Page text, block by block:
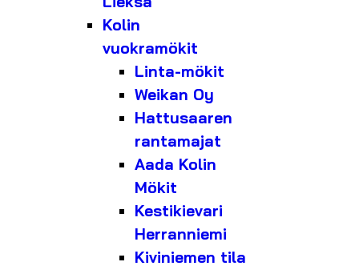
Kolin
vuokramökit
Linta-mökit
Weikan Oy
Hattusaaren
rantamajat
Aada Kolin
Mökit
Kestikievari
Herranniemi
Kiviniemen tila